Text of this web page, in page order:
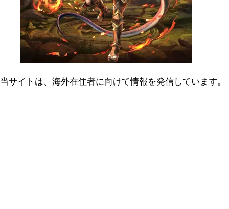
当サイトは、海外在住者に向けて情報を発信しています。